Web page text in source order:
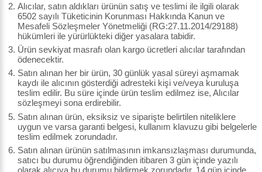
Alıcılar, satın aldıkları ürünün satış ve teslimi ile ilgili olarak
6502 sayılı Tüketicinin Korunması Hakkında Kanun ve
Mesafeli Sözleşmeler Yönetmeliği (RG:27.11.2014/29188)
hükümleri ile yürürlükteki diğer yasalara tabidir.
Ürün sevkiyat masrafı olan kargo ücretleri alıcılar tarafından
ödenecektir.
Satın alınan her bir ürün, 30 günlük yasal süreyi aşmamak
kaydı ile alıcının gösterdiği adresteki kişi ve/veya kuruluşa
teslim edilir. Bu süre içinde ürün teslim edilmez ise, Alıcılar
sözleşmeyi sona erdirebilir.
Satın alınan ürün, eksiksiz ve siparişte belirtilen niteliklere
uygun ve varsa garanti belgesi, kullanım klavuzu gibi belgelerle
teslim edilmek zorundadır.
Satın alınan ürünün satılmasının imkansızlaşması durumunda,
satıcı bu durumu öğrendiğinden itibaren 3 gün içinde yazılı